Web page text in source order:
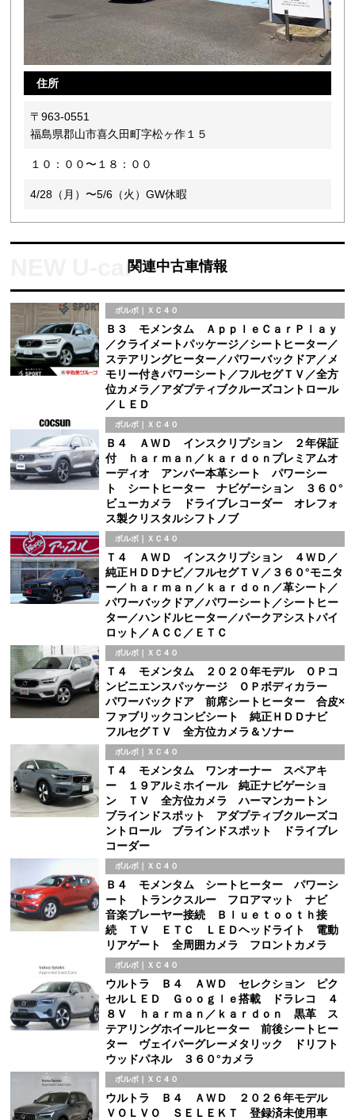
住所
〒963-0551
福島県郡山市喜久田町字松ヶ作１５
１０：００〜１８：００
4/28（月）〜5/6（火）GW休暇
関連中古車情報
ボルボ｜ＸＣ４０
Ｂ３ モメンタム ＡｐｐｌｅＣａｒＰｌａｙ
／クライメートパッケージ／シートヒーター／
ステアリングヒーター／パワーバックドア／メ
モリー付きパワーシート／フルセグＴＶ／全方
位カメラ／アダプティブクルーズコントロール
／ＬＥＤ
ボルボ｜ＸＣ４０
Ｂ４ ＡＷＤ インスクリプション ２年保証
付 ｈａｒｍａｎ／ｋａｒｄｏｎプレミアムオ
ーディオ アンバー本革シート パワーシー
ト シートヒーター ナビゲーション ３６０°
ビューカメラ ドライブレコーダー オレフォ
ス製クリスタルシフトノブ
ボルボ｜ＸＣ４０
Ｔ４ ＡＷＤ インスクリプション ４ＷＤ／
純正ＨＤＤナビ／フルセグＴＶ／３６０°モニタ
ー／ｈａｒｍａｎ／ｋａｒｄｏｎ／革シート／
パワーバックドア／パワーシート／シートヒー
ター／ハンドルヒーター／パークアシストパイ
ロット／ＡＣＣ／ＥＴＣ
ボルボ｜ＸＣ４０
Ｔ４ モメンタム ２０２０年モデル ＯＰコ
ンビニエンスパッケージ ＯＰボディカラー
パワーバックドア 前席シートヒーター 合皮×
ファブリックコンビシート 純正ＨＤＤナビ
フルセグＴＶ 全方位カメラ＆ソナー
ボルボ｜ＸＣ４０
Ｔ４ モメンタム ワンオーナー スペアキ
ー １９アルミホイール 純正ナビゲーショ
ン ＴＶ 全方位カメラ ハーマンカートン
ブラインドスポット アダプティブクルーズコ
ントロール ブラインドスポット ドライブレ
コーダー
ボルボ｜ＸＣ４０
Ｂ４ モメンタム シートヒーター パワーシ
ート トランクスルー フロアマット ナビ
音楽プレーヤー接続 Ｂｌｕｅｔｏｏｔｈ接
続 ＴＶ ＥＴＣ ＬＥＤヘッドライト 電動
リアゲート 全周囲カメラ フロントカメラ
ボルボ｜ＸＣ４０
ウルトラ Ｂ４ ＡＷＤ セレクション ピク
セルＬＥＤ Ｇｏｏｇｌｅ搭載 ドラレコ ４
８Ｖ ｈａｒｍａｎ／ｋａｒｄｏｎ 黒革 ス
テアリングホイールヒーター 前後シートヒー
ター ヴェイパーグレーメタリック ドリフト
ウッドパネル ３６０°カメラ
ボルボ｜ＸＣ４０
ウルトラ Ｂ４ ＡＷＤ ２０２６年モデル
ＶＯＬＶＯ ＳＥＬＥＫＴ 登録済未使用車